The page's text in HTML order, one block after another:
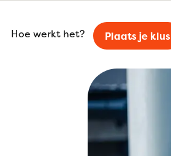
Hoe werkt het? Plaats je klus